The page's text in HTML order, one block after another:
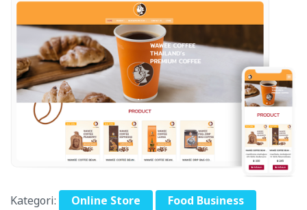
Kategori: Online Store Food Business